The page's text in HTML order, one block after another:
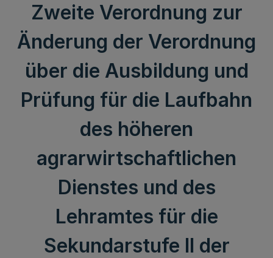
Zweite Verordnung zur
Änderung der Verordnung
über die Ausbildung und
Prüfung für die Laufbahn
des höheren
agrarwirtschaftlichen
Dienstes und des
Lehramtes für die
Sekundarstufe II der